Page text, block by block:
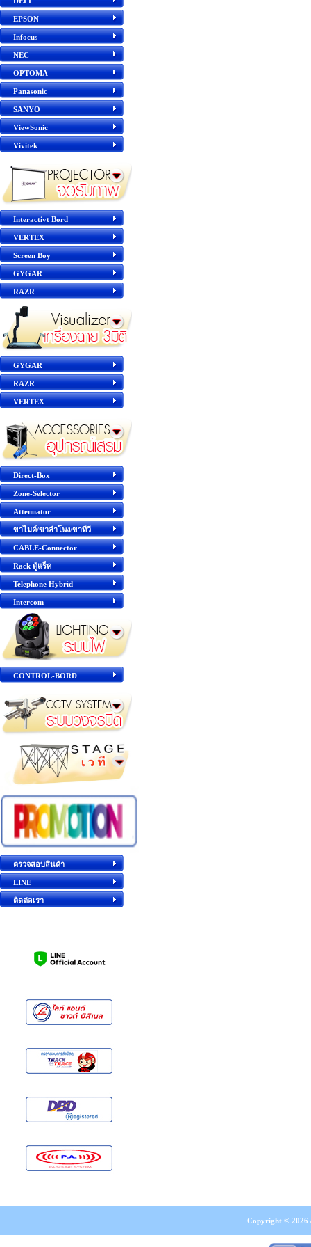
EPSON
Infocus
NEC
OPTOMA
Panasonic
SANYO
ViewSonic
Vivitek
Interactivt Bord
VERTEX
Screen Boy
GYGAR
RAZR
GYGAR
RAZR
VERTEX
Direct-Box
Zone-Selector
Attenuator
ขาไมค์/ขาลำโพง/ขาทีวี
CABLE-Connector
Rack ตู้แร็ค
Telephone Hybrid
Intercom
CONTROL-BORD
ตรวจสอบสินค้า
LINE
ติดต่อเรา
Copyright © 2026